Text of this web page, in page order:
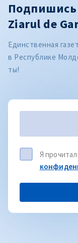
Подпишись
Ziarul de
Единственная
в Республике
ты!
Я